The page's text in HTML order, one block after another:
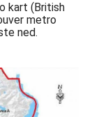
kart (British
metro
ned.